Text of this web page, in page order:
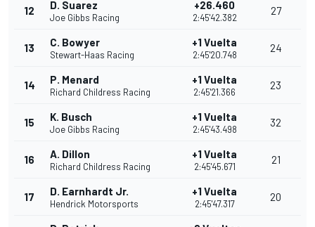
12 D. Suarez
Joe Gibbs Racing
+26.460
2:45'42.382
27
13 C. Bowyer
Stewart-Haas Racing
+1 Vuelta
2:45'20.748
24
14 P. Menard
Richard Childress Racing
+1 Vuelta
2:45'21.366
23
15 K. Busch
Joe Gibbs Racing
+1 Vuelta
2:45'43.498
32
16 A. Dillon
Richard Childress Racing
+1 Vuelta
2:45'45.671
21
17 D. Earnhardt Jr.
Hendrick Motorsports
+1 Vuelta
2:45'47.317
20